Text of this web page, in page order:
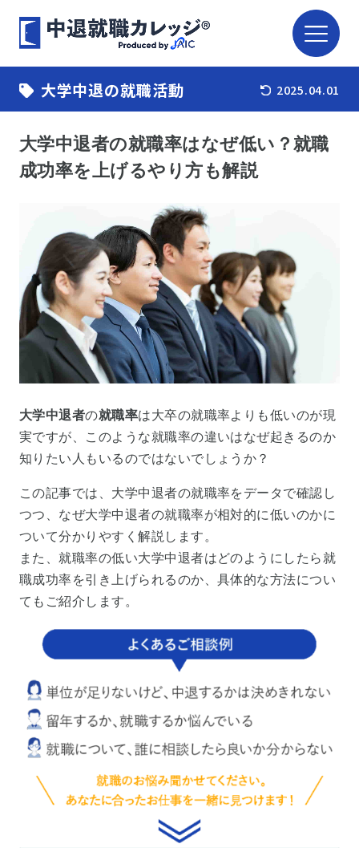
大学中退の就職活動 2025.04.01
大学中退者の就職率はなぜ低い？就職
成功率を上げるやり方も解説
大学中退者の就職率は大卒の就職率よりも低いのが現
実ですが、このような就職率の違いはなぜ起きるのか
知りたい人もいるのではないでしょうか？
この記事では、大学中退者の就職率をデータで確認し
つつ、なぜ大学中退者の就職率が相対的に低いのかに
ついて分かりやすく解説します。
また、就職率の低い大学中退者はどのようにしたら就
職成功率を引き上げられるのか、具体的な方法につい
てもご紹介します。